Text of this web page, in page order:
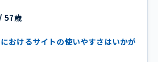
57歳
おけるサイトの使いやすさはいかが